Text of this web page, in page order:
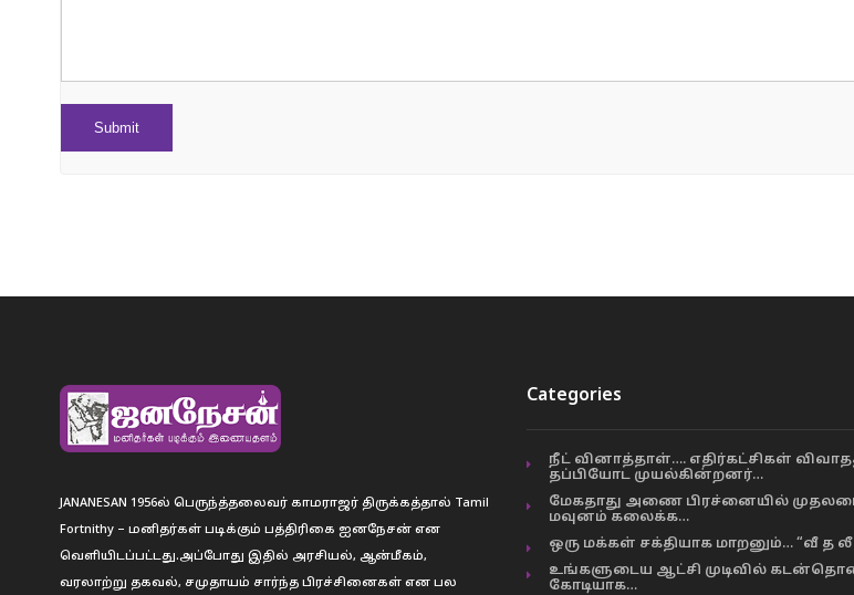
JANANESAN 1956ல் பெருந்த்தலைவர் காமராஜர் திருக்கத்தால் Tamil
Fortnithy – மனிதர்கள் படிக்கும் பத்திரிகை ஐனநேசன் என
வெளியிடப்பட்டது.அப்போது இதில் அரசியல், ஆன்மீகம்,
வரலாற்று தகவல், சமுதாயம் சார்ந்த பிரச்சினைகள் என பல
Categories
நீட் வினாத்தாள்…. எதிர்கட்சிகள்
தப்பியோட முயல்கின்றனர்…
மேகதாது அணை பிரச்னையில்
மவுனம் கலைக்க…
ஒரு மக்கள் சக்தியாக மாறனும்… “வீ த
உங்களுடைய ஆட்சி முடிவில்
கோடியாக…